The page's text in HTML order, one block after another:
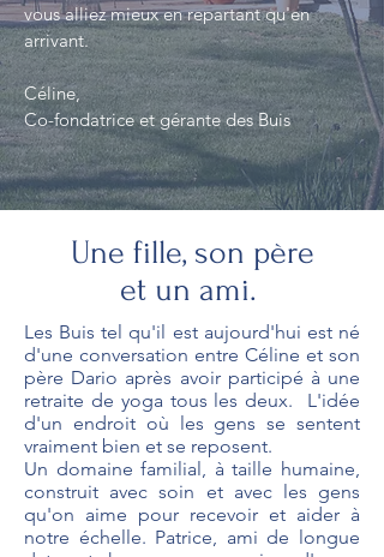
vous alliez mieux en repartant qu'en
arrivant.
Céline,
Co-fondatrice et gérante des Buis
Une fille, son père
et un ami.
Les Buis tel qu'il est aujourd'hui est né
d'une conversation entre Céline et son
père Dario après avoir participé à une
retraite de yoga tous les deux. L'idée
d'un endroit où les gens se sentent
vraiment bien et se reposent.
Un domaine familial, à taille humaine,
construit avec soin et avec les gens
qu'on aime pour recevoir et aider à
notre échelle. Patrice, ami de longue